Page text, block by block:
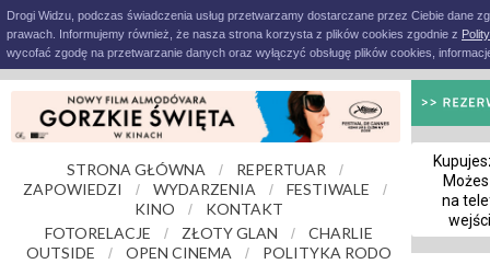
Drogi Widzu, podczas świadczenia usług przetwarzamy dostarczane przez Ciebie dane
prawach. Informujemy również, że nasza strona korzysta z plików cookies zgodnie z
wycofać zgodę na przetwarzanie danych oraz wyłączyć obsługę plików cookies,
STRONA GŁÓWNA / REPERTUAR /
ZAPOWIEDZI / WYDARZENIA / FESTIWALE /
KINO /
KONTAKT
FOTORELACJE
/ ZŁOTY GLAN /
CHARLIE
OUTSIDE
/ OPEN CINEMA / POLITYKA RODO
na